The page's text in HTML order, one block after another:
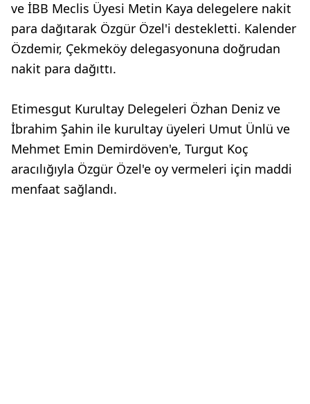
ve İBB Meclis Üyesi Metin Kaya delegelere nakit
para dağıtarak Özgür Özel'i destekletti. Kalender
Özdemir, Çekmeköy delegasyonuna doğrudan
nakit para dağıttı.
Etimesgut Kurultay Delegeleri Özhan Deniz ve
İbrahim Şahin ile kurultay üyeleri Umut Ünlü ve
Mehmet Emin Demirdöven'e, Turgut Koç
aracılığıyla Özgür Özel'e oy vermeleri için maddi
menfaat sağlandı.